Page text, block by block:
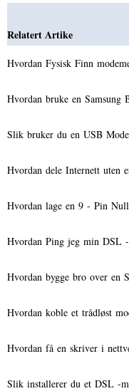
Relatert Artike
Hvordan Fysisk Finn
Hvordan bruke en Samsung
Slik bruker du en USB
Hvordan dele Internett uten
Hvordan lage en 9 - Pin
Hvordan Ping jeg min DSL
Hvordan bygge bro over en
Hvordan koble et trådløst
Hvordan få en skriver i
Slik installerer du et DSL -